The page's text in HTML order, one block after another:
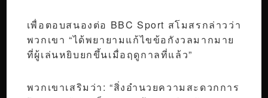
เพื่อตอบสนองต่อ BBC Sport สโมสรกล่าวว่า
พวกเขา “ได้พยายามแก้ไขข้อกังวลมากมาย
ที่ผู้เล่นหยิบยกขึ้นเมื่อฤดูกาลที่แล้ว”
พวกเขาเสริมว่า: “สิ่งอำนวยความสะดวกการ